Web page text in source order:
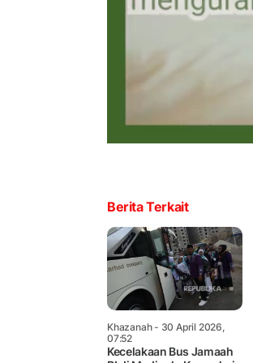
Berita Terkait
Khazanah- 30 April 2026,
07:52
Kecelakaan Bus Jamaah